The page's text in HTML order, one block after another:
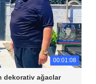
00:01:08
dekorativ ağaclar